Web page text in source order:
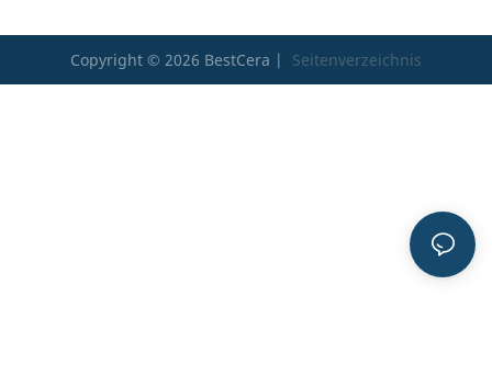
Copyright © 2026 BestCera | Seitenverzeichnis